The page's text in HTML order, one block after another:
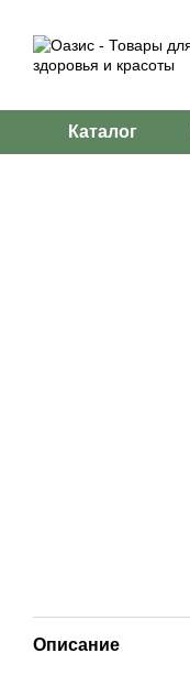
Каталог
Описание